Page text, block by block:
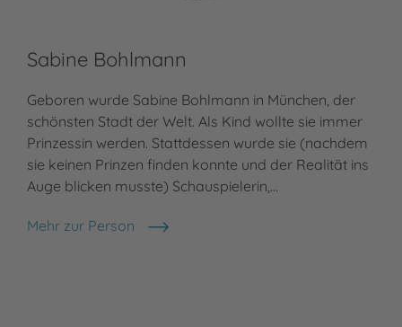
Sabine Bohlmann
Geboren wurde Sabine Bohlmann in München, der
schönsten Stadt der Welt. Als Kind wollte sie immer
Prinzessin werden. Stattdessen wurde sie (nachdem
sie keinen Prinzen finden konnte und der Realität ins
Auge blicken musste) Schauspielerin,…
Mehr zur Person
Sabine Bohlmann